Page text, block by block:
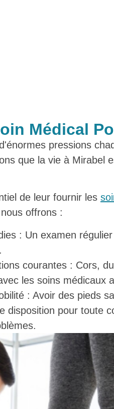
Médical
pressions
que la vie à Mirabel
de leur fournir les
offrons :
: Un examen
courantes : Cors,
les soins médicaux
: Avoir des pieds
disposition pour toute